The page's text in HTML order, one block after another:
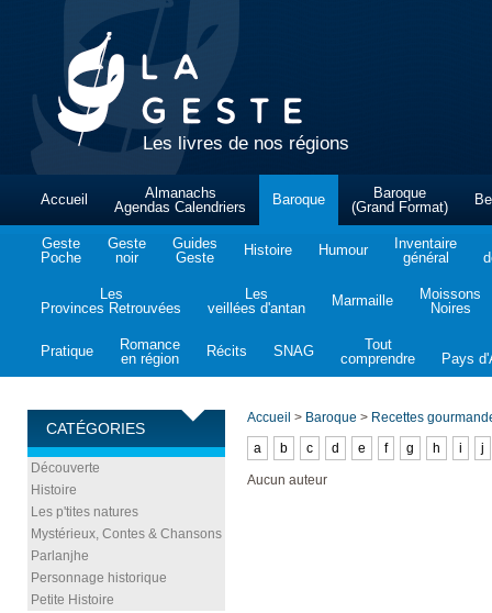
Les livres de nos régions
Accueil
Almanachs
Agendas Calendriers
Baroque
Baroque
(Grand Format)
Geste
Poche
Geste
noir
Guides
Geste
Histoire Humour
Inventaire
général
Les
Provinces Retrouvées
Les
veillées d'antan
Marmaille
Moissons
Noires
Pratique
Romance
en région
Récits SNAG
Tout
comprendre
Pays
CATÉGORIES
Découverte
Histoire
Les p'tites natures
Mystérieux, Contes & Chansons
Parlanjhe
Personnage historique
Petite Histoire
Accueil > Baroque > Recettes
a
b c d e f g h i j
Aucun auteur